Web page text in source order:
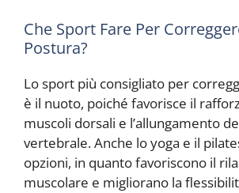
Che Sport Fare Per
Postura?
Lo sport più consigliato per
è il nuoto, poiché favorisce il
muscoli dorsali e l’allungamento
vertebrale. Anche lo yoga e il
opzioni, in quanto favoriscono il
muscolare e migliorano la